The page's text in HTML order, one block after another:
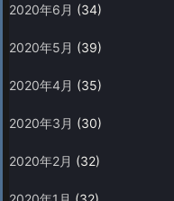
2020年6月 (34)
2020年5月 (39)
2020年4月 (35)
2020年3月 (30)
2020年2月 (32)